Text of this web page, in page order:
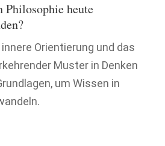
Philosophie heute
Orientierung und das
Muster in Denken
um Wissen in